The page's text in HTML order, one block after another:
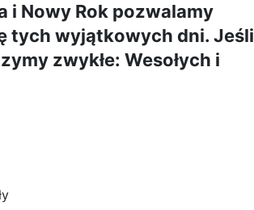
i Nowy Rok pozwalamy
tych wyjątkowych dni. Jeśli
zwykłe: Wesołych i